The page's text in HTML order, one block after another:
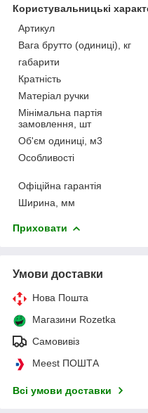
Користувальницькі
Артикул
Вага брутто (одиниці), кг
габарити
Кратність
Матеріал ручки
Мінімальна партія
замовлення, шт
Об'єм одиниці, м3
Особливості
Офіційна гарантія
Ширина, мм
Приховати
Умови доставки
Нова Пошта
Магазини Rozetka
Самовивіз
Meest ПОШТА
Всі умови доставки